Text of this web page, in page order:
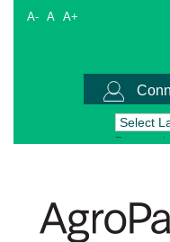
A- A A+